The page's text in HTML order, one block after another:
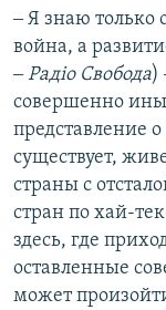
‒ Я знаю только
война, а
‒Радіо Свобода)
совершенно
представление
существует,
страны с
стран по хай-
здесь, где
оставленные
может